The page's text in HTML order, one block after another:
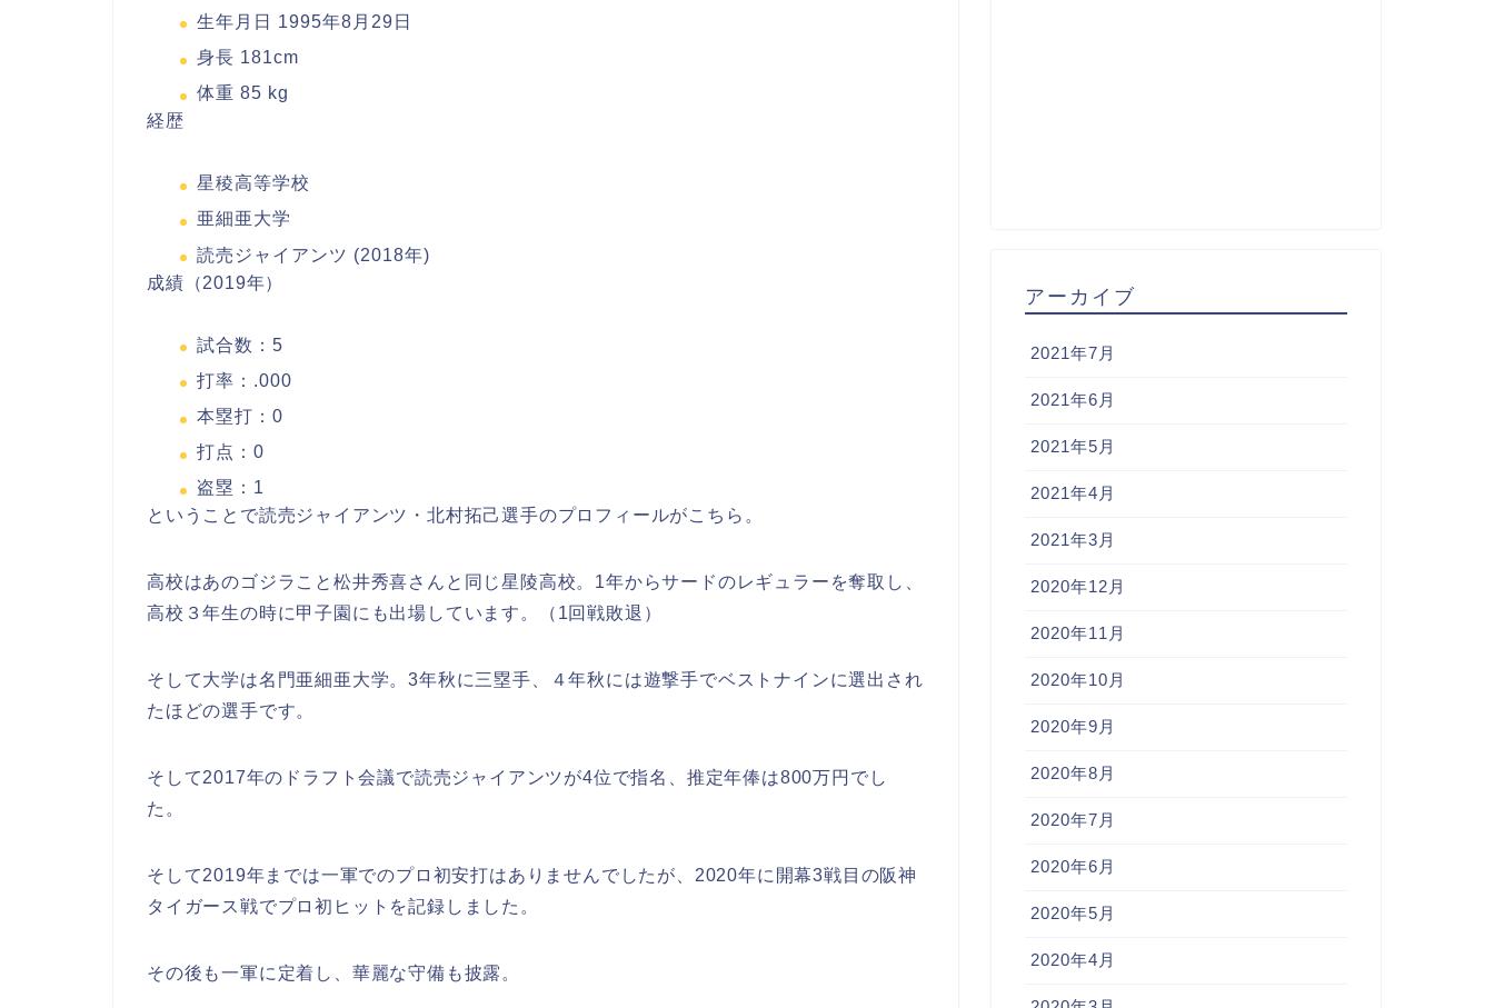
生年月日 1995年8月29日
身長 181cm
体重 85 kg
経歴
星稜高等学校
亜細亜大学
読売ジャイアンツ (2018年)
成績（2019年）
試合数：5
打率：.000
本塁打：0
打点：0
盗塁：1
ということで読売ジャイアンツ・北村拓己選手のプロフィールがこちら。
高校はあのゴジラこと松井秀喜さんと同じ星陵高校。1年からサードのレギュラーを奪取し、
高校３年生の時に甲子園にも出場しています。（1回戦敗退）
そして大学は名門亜細亜大学。3年秋に三塁手、４年秋には遊撃手でベストナインに選出され
たほどの選手です。
そして2017年のドラフト会議で読売ジャイアンツが4位で指名、推定年俸は800万円でし
た。
そして2019年までは一軍でのプロ初安打はありませんでしたが、2020年に開幕3戦目の阪神
タイガース戦でプロ初ヒットを記録しました。
その後も一軍に定着し、華麗な守備も披露。
アーカイブ
2021年7月
2021年6月
2021年5月
2021年4月
2021年3月
2020年12月
2020年11月
2020年10月
2020年9月
2020年8月
2020年7月
2020年6月
2020年5月
2020年4月